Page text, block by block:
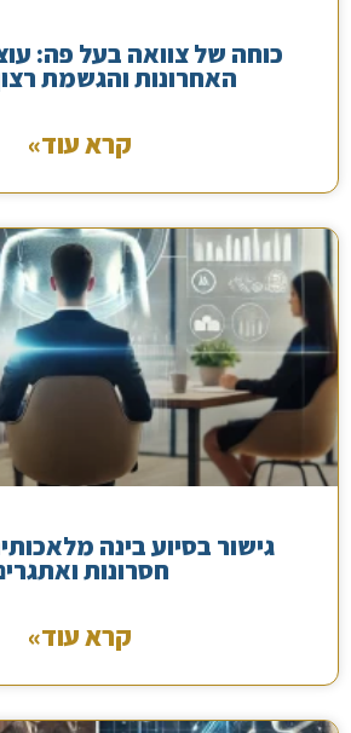
כוחה של צוואה בעל פה:
האחרונות והגשמת
קרא עוד»
גישור בסיוע בינה
חסרונות
קרא עוד»